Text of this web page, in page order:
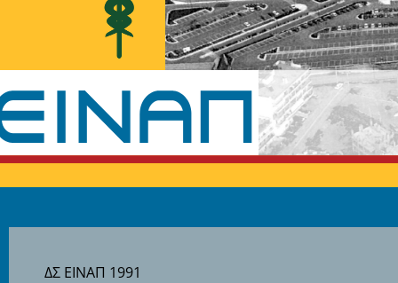
ΔΣ ΕΙΝΑΠ 1991